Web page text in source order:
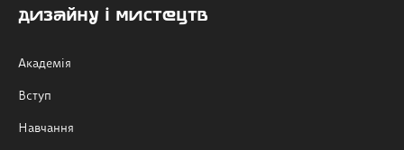
дизайну і мистецтв
Академія
Вступ
Навчання